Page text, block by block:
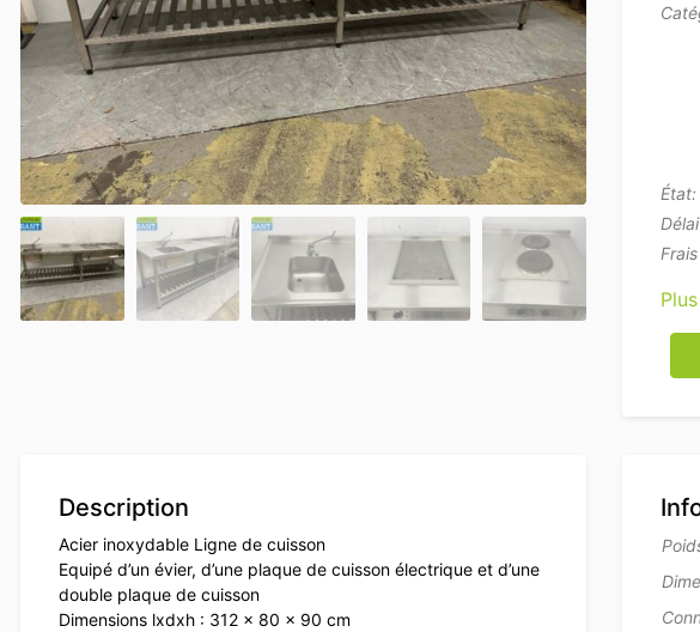
État:
Description
Acier inoxydable Ligne de cuisson
Equipé d’un évier, d’une plaque de cuisson électrique et d’une
double plaque de cuisson
Dimensions lxdxh : 312 x 80 x 90 cm